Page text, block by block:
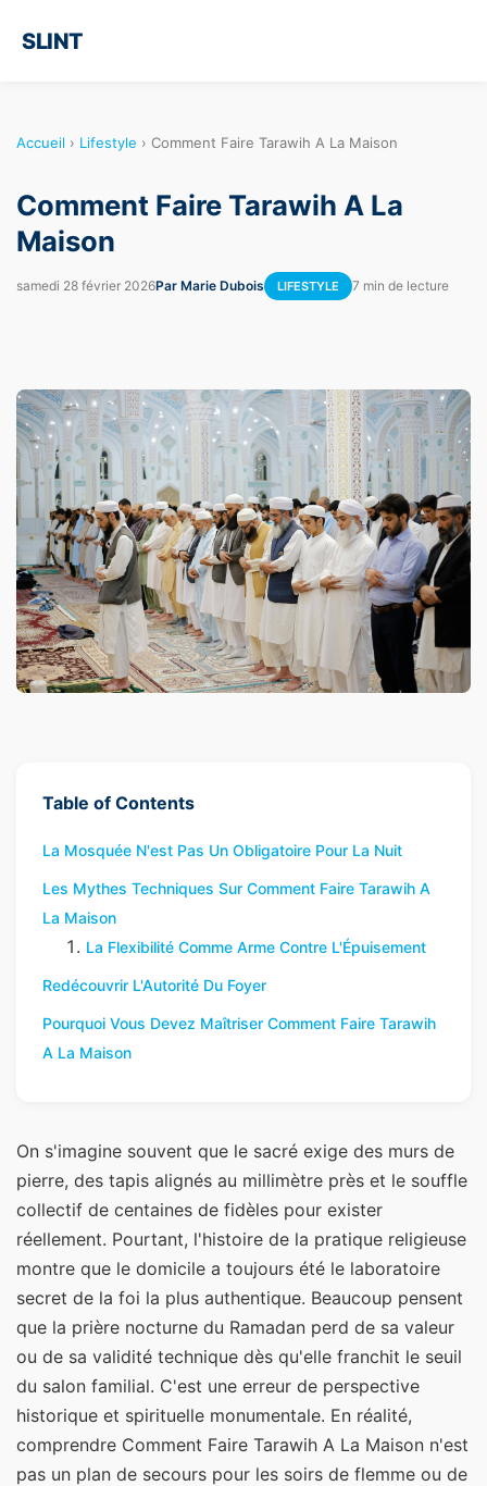
SLINT
Accueil › Lifestyle › Comment Faire Tarawih A La Maison
Comment Faire Tarawih A La
Maison
samedi 28 février 2026Par Marie Dubois LIFESTYLE 7 min de lecture
Table of Contents
La Mosquée N'est Pas Un Obligatoire Pour La Nuit
Les Mythes Techniques Sur Comment Faire Tarawih A
La Maison
La Flexibilité Comme Arme Contre L'Épuisement
Redécouvrir L'Autorité Du Foyer
Pourquoi Vous Devez Maîtriser Comment Faire Tarawih
A La Maison
On s'imagine souvent que le sacré exige des murs de
pierre, des tapis alignés au millimètre près et le souffle
collectif de centaines de fidèles pour exister
réellement. Pourtant, l'histoire de la pratique religieuse
montre que le domicile a toujours été le laboratoire
secret de la foi la plus authentique. Beaucoup pensent
que la prière nocturne du Ramadan perd de sa valeur
ou de sa validité technique dès qu'elle franchit le seuil
du salon familial. C'est une erreur de perspective
historique et spirituelle monumentale. En réalité,
comprendre Comment Faire Tarawih A La Maison n'est
pas un plan de secours pour les soirs de flemme ou de